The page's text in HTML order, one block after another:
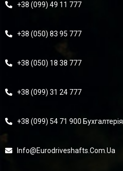
+38 (099) 49 11 777
+38 (050) 83 95 777
+38 (050) 18 38 777
+38 (099) 31 24 777
+38 (099) 54 71 900 Бухгалтерія
Info@eurodriveshafts.com.ua